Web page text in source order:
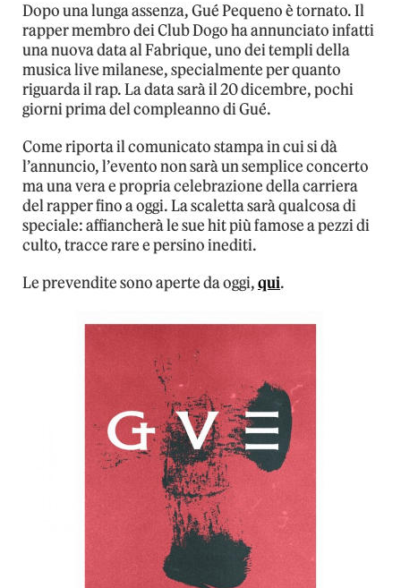
Dopo una lunga assenza, Gué Pequeno è tornato. Il
rapper membro dei Club Dogo ha annunciato infatti
una nuova data al Fabrique, uno dei templi della
musica live milanese, specialmente per quanto
riguarda il rap. La data sarà il 20 dicembre, pochi
giorni prima del compleanno di Gué.
Come riporta il comunicato stampa in cui si dà
l’annuncio, l’evento non sarà un semplice concerto
ma una vera e propria celebrazione della carriera
del rapper fino a oggi. La scaletta sarà qualcosa di
speciale: affiancherà le sue hit più famose a pezzi di
culto, tracce rare e persino inediti.
Le prevendite sono aperte da oggi,qui.